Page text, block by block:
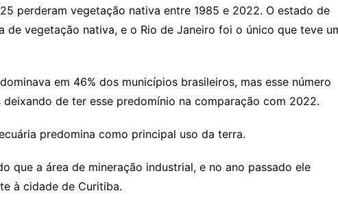
perderam vegetação nativa entre 1985 e 2022. O estado de
de vegetação nativa, e o Rio de Janeiro foi o único que teve
em 46% dos municípios brasileiros, mas esse número
de ter esse predomínio na comparação com 2022.
predomina como principal uso da terra.
que a área de mineração industrial, e no ano passado ele
à cidade de Curitiba.